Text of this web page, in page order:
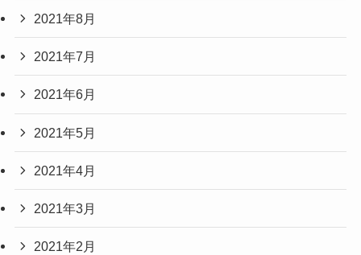
2021年8月
2021年7月
2021年6月
2021年5月
2021年4月
2021年3月
2021年2月